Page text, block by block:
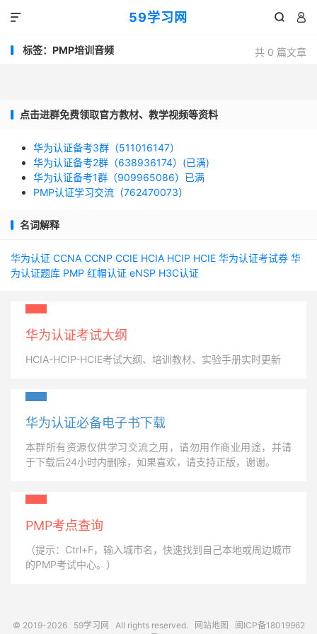
59学习网  

共 0 篇文章
标签：PMP培训音频
点击进群免费领取官方教材、教学视频等资料
华为认证备考3群（511016147）
华为认证备考2群（638936174）(已满)
华为认证备考1群（909965086）已满
PMP认证学习交流（762470073）
名词解释
华为认证 CCNA CCNP CCIE HCIA HCIP HCIE 华为认证考试券 华
为认证题库 PMP 红帽认证 eNSP H3C认证
华为认证考试大纲
HCIA-HCIP-HCIE考试大纲、培训教材、实验手册实时更新
华为认证必备电子书下载
本群所有资源仅供学习交流之用，请勿用作商业用途，并请
于下载后24小时内删除，如果喜欢，请支持正版，谢谢。
PMP考点查询
（提示：Ctrl+F，输入城市名，快速找到自己本地或周边城市
的PMP考试中心。）
© 2019-2026 59学习网 All rights reserved. 网站地图
闽ICP备18019962